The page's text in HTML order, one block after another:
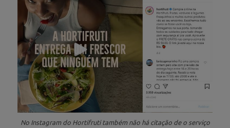
No Instagram do Hortifruti também não há citação de o serviço